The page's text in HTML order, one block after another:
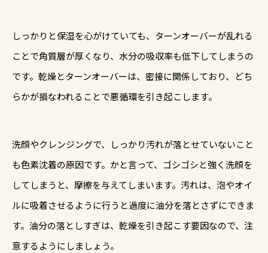
しっかりと保湿を心がけていても、ターンオーバーが乱れる
ことで角質層が厚くなり、水分の吸収率も低下してしまうの
です。乾燥とターンオーバーは、密接に関係しており、どち
らかが損なわれることで悪循環を引き起こします。
洗顔やクレンジングで、しっかり汚れが落とせていないこと
も色素沈着の原因です。かと言って、ゴシゴシと強く洗顔を
してしまうと、摩擦を与えてしまいます。汚れは、泡やオイ
ルに吸着させるように行うと過度に油分を落とさずにできま
す。油分の落としすぎは、乾燥を引き起こす要因なので、注
意するようにしましょう。